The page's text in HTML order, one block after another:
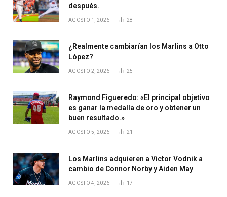
después.
AGOSTO 1, 2026 28
¿Realmente cambiarían los Marlins a Otto
López?
AGOSTO 2, 2026 25
Raymond Figueredo: «El principal objetivo
es ganar la medalla de oro y obtener un
buen resultado.»
AGOSTO 5, 2026 21
Los Marlins adquieren a Victor Vodnik a
cambio de Connor Norby y Aiden May
AGOSTO 4, 2026 17